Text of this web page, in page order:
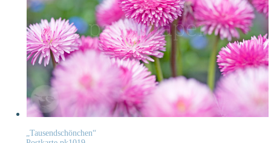
„Tausendschönchen“